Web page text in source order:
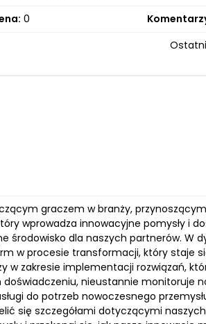
0
graczem w branży,
wprowadza innowacyjne pomysły i
środowisko dla naszych partnerów. W
w procesie transformacji, który staje
w zakresie implementacji rozwiązań,
doświadczeniu, nieustannie monitoruje
do potrzeb nowoczesnego
się szczegółami dotyczącymi